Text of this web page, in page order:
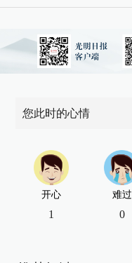
您此时的心情
开心
1
难过
0